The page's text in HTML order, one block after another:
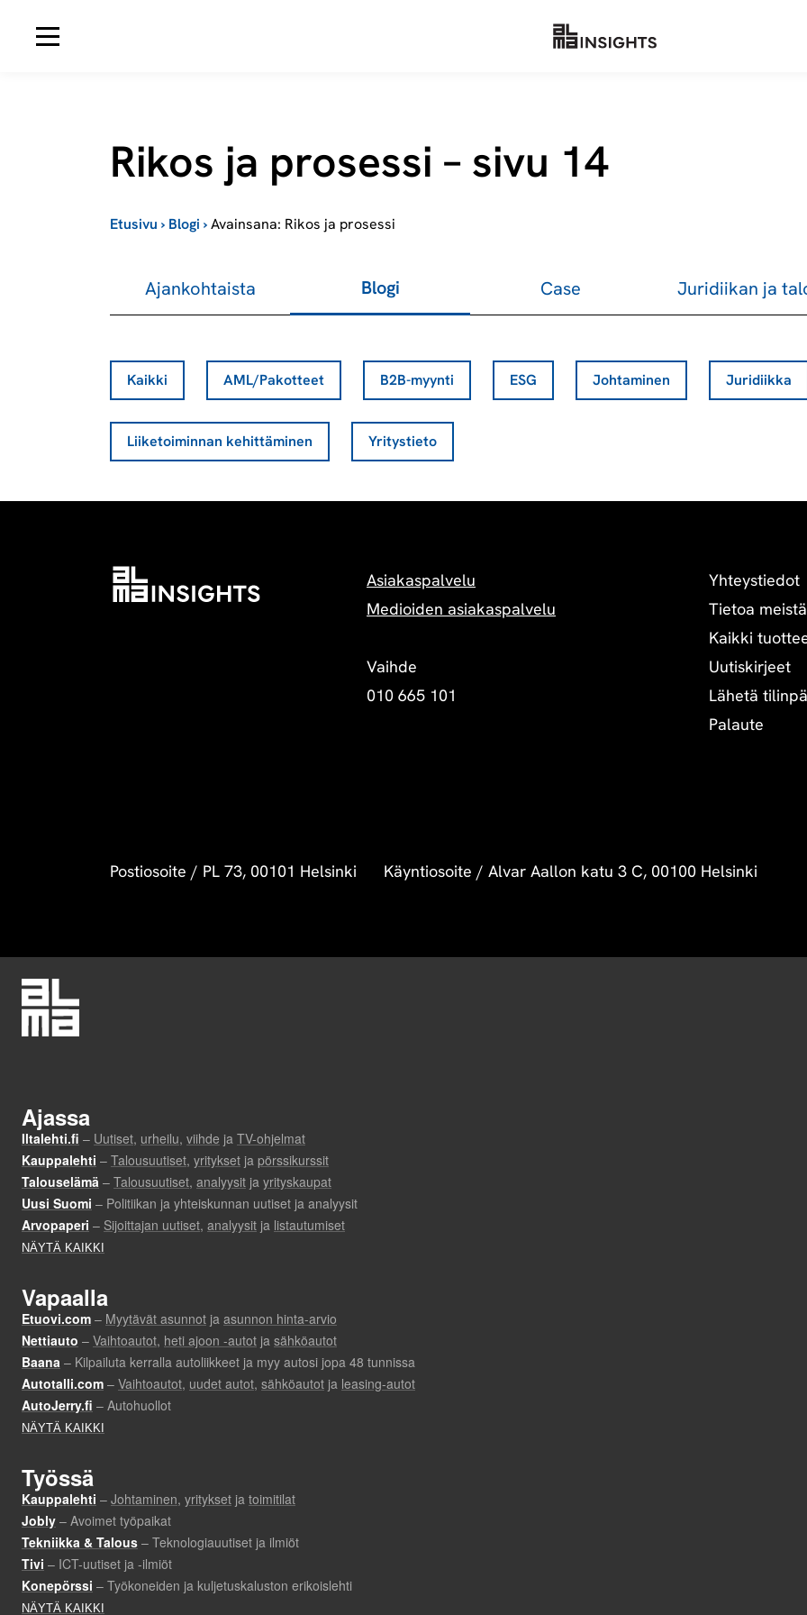
Rikos ja prosessi – sivu 14
Etusivu › Blogi ›Avainsana: Rikos ja prosessi
Ajankohtaista Blogi Case Juridiikan ja
Kaikki AML/Pakotteet B2B-myynti ESG Johtaminen Juridiikka
Liiketoiminnan kehittäminen Yritystieto
Asiakaspalvelu
Medioiden asiakaspalvelu
Vaihde
010 665 101
Yhteystiedot
Tietoa meistä
Kaikki
Uutiskirjeet
Lähetä
Palaute
Postiosoite / PL 73, 00101 Helsinki Käyntiosoite / Alvar Aallon katu 3 C, 00100 Helsinki